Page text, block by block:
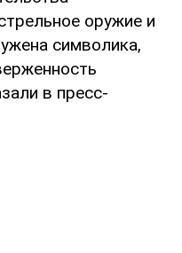
оружие и
символика,
в пресс-